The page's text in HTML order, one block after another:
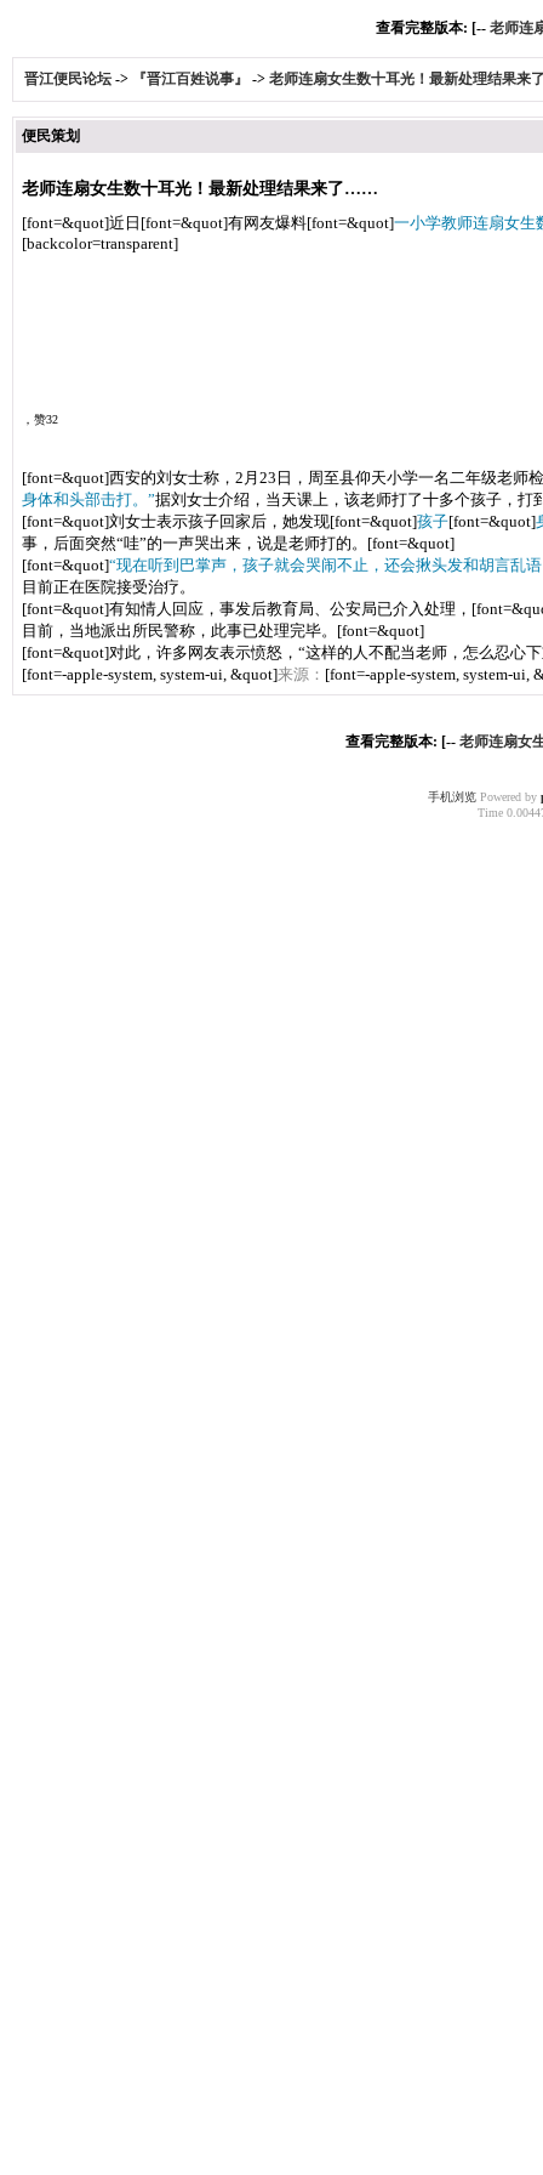
查看完整版本: [-- 老师连
晋江便民论坛 -> 『晋江百姓说事』 -> 老师连扇女生数十耳光！最新处理结果
便民策划
老师连扇女生数十耳光！最新处理结果来了……
[font=&quot]近日[font=&quot]有网友爆料[font=&quot]一小学教师连扇女生
[backcolor=transparent]
，赞32
[font=&quot]西安的刘女士称，2月23日，周至县仰天小学一名二年级老师
身体和头部击打。”据刘女士介绍，当天课上，该老师打了十多个孩子，
[font=&quot]刘女士表示孩子回家后，她发现[font=&quot]孩子[font=&quot]
事，后面突然“哇”的一声哭出来，说是老师打的。[font=&quot]
[font=&quot]“现在听到巴掌声，孩子就会哭闹不止，还会揪头发和胡言乱
目前正在医院接受治疗。
[font=&quot]有知情人回应，事发后教育局、公安局已介入处理，
目前，当地派出所民警称，此事已处理完毕。[font=&quot]
[font=&quot]对此，许多网友表示愤怒，“这样的人不配当老师，怎么忍心
[font=-apple-system, system-ui, &quot]来源： [font=-apple-system, system-ui,
查看完整版本: [-- 老师连扇女
手机浏览Powered by
Time